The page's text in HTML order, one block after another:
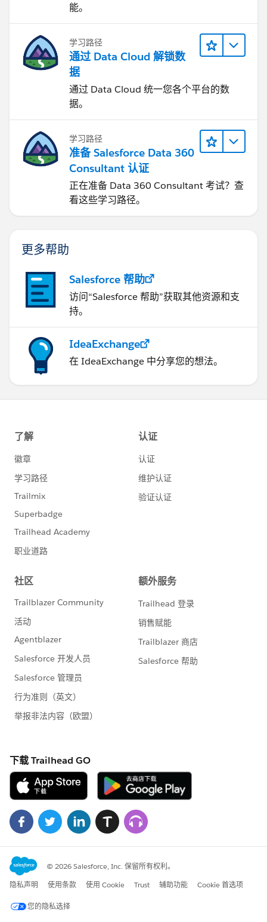
能。
学习路径
通过 Data Cloud 解锁数
据
通过 Data Cloud 统一您各个平台的数
据。
学习路径
准备 Salesforce Data 360
Consultant 认证
正在准备 Data 360 Consultant 考试？查
看这些学习路径。
更多帮助
Salesforce 帮助
访问“Salesforce 帮助”获取其他资源和支
持。
IdeaExchange
在 IdeaExchange 中分享您的想法。